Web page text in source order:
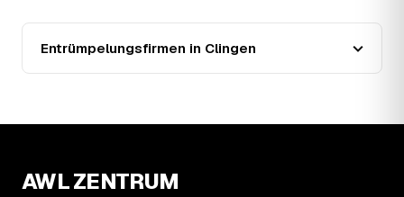
Seit 2020 verlief die Preisentwicklung in Clingen steigend
(+10 %), mit dem bisherigen Höchststand im Jahr 2021.
Eine Prognose lässt sich daraus nicht ableiten, aber die
Daten zeigen: Wer frühzeitig anfragt, sichert sich das
Die Spanne ergibt sich vor allem aus Menge und
Entrümpelungsfirmen in Clingen
AWL ZENTRUM